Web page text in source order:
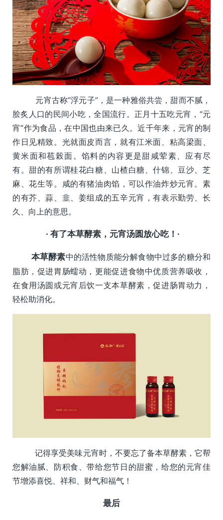
元宵古称“浮元子”，是一种雅俗共尝，甜而不腻，
脍炙人口的民间小吃，全国流行。正月十五吃元宵，“元
宵”作为食品，在中国也由来已久。近千年来，元宵的制
作日见精致。光就面皮而言，就有江米面、粘高梁面、
黄米面和苞榖面。馅料的内容更是甜咸荤素、应有尽
有。甜的有所谓桂花白糖、山楂白糖、什锦、豆沙、芝
麻、花生等。咸的有猪油肉馅，可以作油炸炒元宵。素
的有芥、蒜、韭、姜组成的五辛元宵，有表示勤劳、长
久、向上的意思。
· 有了本草酵素，元宵汤圆放心吃！·
本草酵素中的活性物质能分解食物中过多的糖分和
脂肪，促进胃肠蠕动，更能促进食物中优质营养吸收，
在食用汤圆或元宵后饮一支本草酵素，促进肠胃动力，
轻松助消化。
记得享受美味元宵时，不要忘了备本草酵素，它帮
您解油腻、防积食、带给您节日的甜蜜，给您的元宵佳
节增添喜悦、祥和、财气和福气！
最后